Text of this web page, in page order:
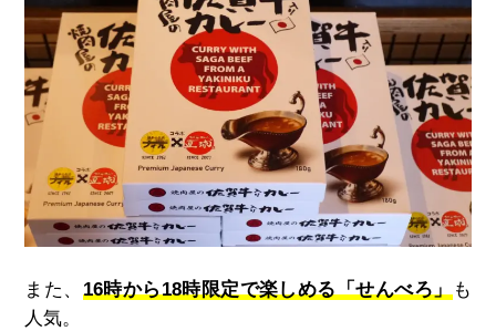
また、 16時から18時限定で楽しめる「せんべろ」も
人気。